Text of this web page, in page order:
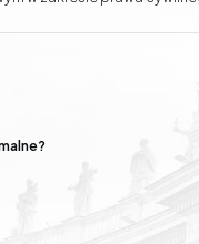
prawnymi.
przed organami
zmierzające do
i doświadczeniu, ale